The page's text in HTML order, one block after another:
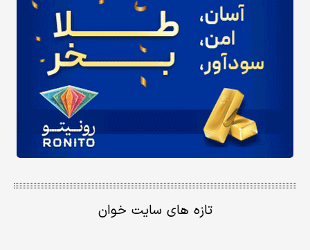
تازه های سایت خوان